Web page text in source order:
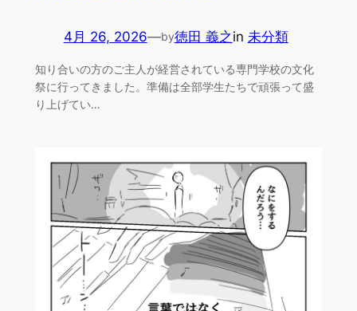
4月 26, 2026—by徳田 義之in 未分類
知り合いの方のご主人が経営されている専門学校の文化
祭に行ってきました。準備は全部学生たちで頑張って盛
り上げてい…